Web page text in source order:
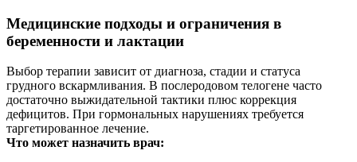
Медицинские подходы и ограничения в
беременности и лактации
Выбор терапии зависит от диагноза, стадии и статуса
грудного вскармливания. В послеродовом телогене часто
достаточно выжидательной тактики плюс коррекция
дефицитов. При гормональных нарушениях требуется
таргетированное лечение.
Что может назначить врач: